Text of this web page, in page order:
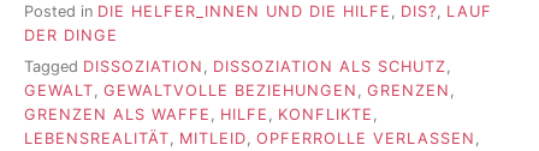
Posted in DIE HELFER_INNEN UND DIE HILFE DIS?
LAUF
DER DINGE
Tagged DISSOZIATION , DISSOZIATION ALS SCHUTZ,
GEWALT, GEWALTVOLLE BEZIEHUNGEN , GRENZEN ,
GRENZEN ALS WAFFE , HILFE , KONFLIKTE ,
LEBENSREALITÄT, MITLEID, OPFERROLLE VERLASSEN ,